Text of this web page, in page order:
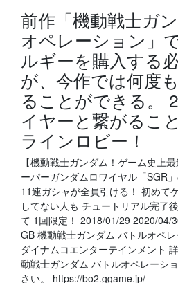
前作「機動戦士ガ
オペレーション」
ルギーを購入する
が、今作では何度
ることができる。
イヤーと繋がるこ
ラインロビー！
【機動戦士ガンダム！ゲーム史上
ーパーガンダムロワイヤル「SGR
11連ガシャが全員引ける！ 初めて
してない人も チュートリアル完了
て 1回限定！ 2018/01/29 2020/04/
GB 機動戦士ガンダム バトルオペ
ダイナムコエンターテインメント
動戦士ガンダム バトルオペレーシ
さい。 https://bo2.ggame.jp/